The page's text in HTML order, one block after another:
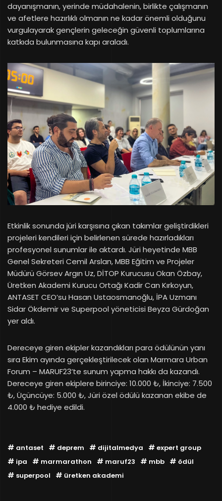
dayanışmanın, yerinde müdahalenin, birlikte çalışmanın
ve afetlere hazırlıklı olmanın ne kadar önemli olduğunu
vurgulayarak gençlerin geleceğin güvenli toplumlarına
katkıda bulunmasına kapı araladı.
Etkinlik sonunda jüri karşısına çıkan takımlar geliştirdikleri
projeleri kendileri için belirlenen sürede hazırladıkları
profesyonel sunumlar ile aktardı. Jüri heyetinde MBB
Genel Sekreteri Cemil Arslan, MBB Eğitim ve Projeler
Müdürü Görsev Argın Uz, DİTOP Kurucusu Okan Özbay,
Üretken Akademi Kurucu Ortağı Kadir Can Kırkoyun,
ANTASET CEO’su Hasan Ustaosmanoğlu, İPA Uzmanı
Sidar Ökdemir ve Superpool yöneticisi Beyza Gürdoğan
yer aldı.
Dereceye giren ekipler kazandıkları para ödülünün yanı
sıra Ekim ayında gerçekleştirilecek olan Marmara Urban
Forum – MARUF23’te sunum yapma hakkı da kazandı.
Dereceye giren ekiplere birinciye: 10.000 ₺, İkinciye: 7.500
₺, Üçüncüye: 5.000 ₺, Jüri özel ödülü kazanan ekibe de
4.000 ₺ hediye edildi.
antaset deprem dijitalmedya
expert group
ipa
marmarathon maruf23 mbb
ödül
superpool
üretken akademi